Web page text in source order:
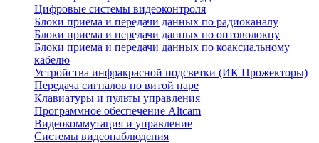
Цифровые системы видеоконтроля
Блоки приема и передачи данных по радиоканалу
Блоки приема и передачи данных по оптоволокну
Блоки приема и передачи данных по коаксиальному
кабелю
Устройства инфракрасной подсветки (ИК Прожекторы)
Передача сигналов по витой паре
Клавиатуры и пульты управления
Программное обеспечение Altcam
Видеокоммутация и управление
Системы видеонаблюдения